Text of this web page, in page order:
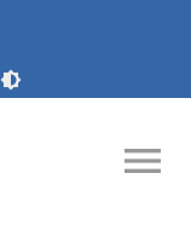
brightness_6
menu